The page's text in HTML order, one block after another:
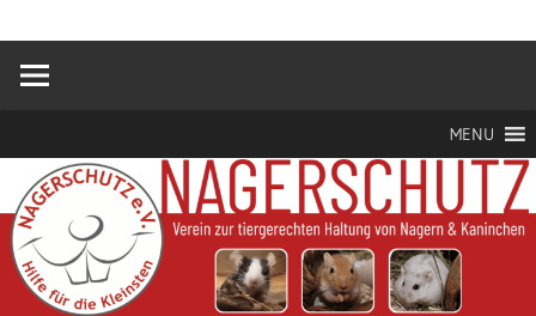
springen
Nagerschutz
für
MENU